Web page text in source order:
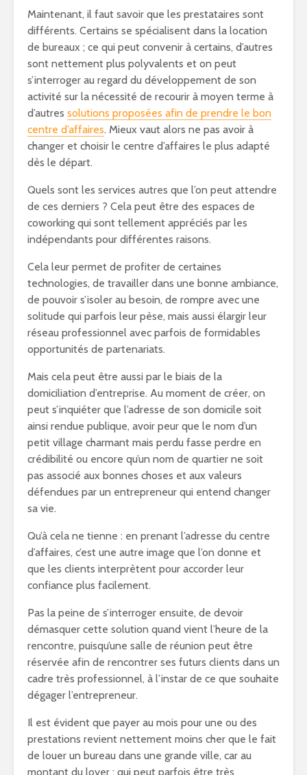
Maintenant, il faut savoir que les prestataires sont
différents. Certains se spécialisent dans la location
de bureaux ; ce qui peut convenir à certains, d’autres
sont nettement plus polyvalents et on peut
s’interroger au regard du développement de son
activité sur la nécessité de recourir à moyen terme à
d’autres solutions proposées afin de prendre le bon
centre d’affaires. Mieux vaut alors ne pas avoir à
changer et choisir le centre d’affaires le plus adapté
dès le départ.
Quels sont les services autres que l’on peut attendre
de ces derniers ? Cela peut être des espaces de
coworking qui sont tellement appréciés par les
indépendants pour différentes raisons.
Cela leur permet de profiter de certaines
technologies, de travailler dans une bonne ambiance,
de pouvoir s’isoler au besoin, de rompre avec une
solitude qui parfois leur pèse, mais aussi élargir leur
réseau professionnel avec parfois de formidables
opportunités de partenariats.
Mais cela peut être aussi par le biais de la
domiciliation d’entreprise. Au moment de créer, on
peut s’inquiéter que l’adresse de son domicile soit
ainsi rendue publique, avoir peur que le nom d’un
petit village charmant mais perdu fasse perdre en
crédibilité ou encore qu’un nom de quartier ne soit
pas associé aux bonnes choses et aux valeurs
défendues par un entrepreneur qui entend changer
sa vie.
Qu’à cela ne tienne : en prenant l’adresse du centre
d’affaires, c’est une autre image que l’on donne et
que les clients interprètent pour accorder leur
confiance plus facilement.
Pas la peine de s’interroger ensuite, de devoir
démasquer cette solution quand vient l’heure de la
rencontre, puisqu’une salle de réunion peut être
réservée afin de rencontrer ses futurs clients dans un
cadre très professionnel, à l’instar de ce que souhaite
dégager l’entrepreneur.
Il est évident que payer au mois pour une ou des
prestations revient nettement moins cher que le fait
de louer un bureau dans une grande ville, car au
montant du loyer ; qui peut parfois être très